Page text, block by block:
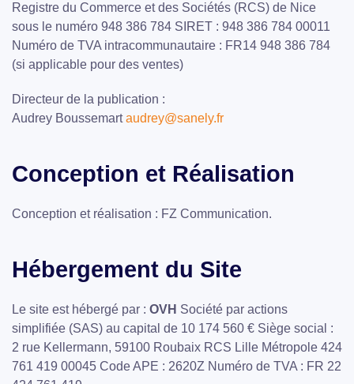
Registre du Commerce et des Sociétés (RCS) de Nice
sous le numéro 948 386 784 SIRET : 948 386 784 00011
Numéro de TVA intracommunautaire : FR14 948 386 784
(si applicable pour des ventes)
Directeur de la publication :
Audrey Boussemartaudrey@sanely.fr
Conception et Réalisation
Conception et réalisation : FZ Communication.
Hébergement du Site
Le site est hébergé par : OVH Société par actions
simplifiée (SAS) au capital de 10 174 560 € Siège social :
2 rue Kellermann, 59100 Roubaix RCS Lille Métropole 424
761 419 00045 Code APE : 2620Z Numéro de TVA : FR 22